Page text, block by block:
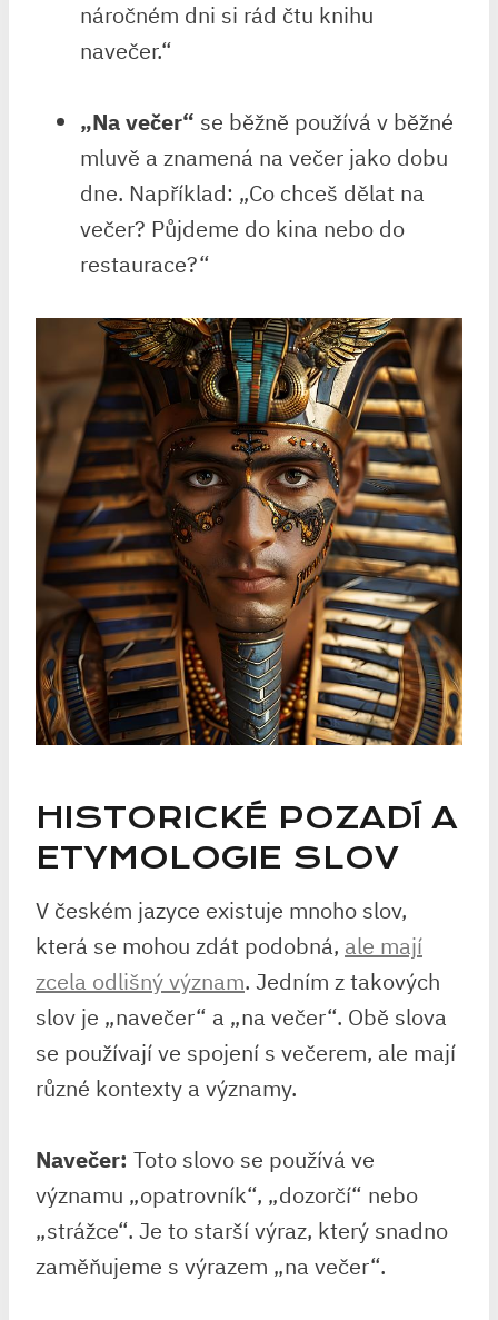
náročném dni si rád čtu ‌knihu
navečer.“
„Na večer“ se běžně ⁤používá v běžné
mluvě a znamená na večer jako ​dobu⁢
dne.‍ Například: „Co chceš dělat na
večer? Půjdeme do kina nebo do
restaurace?“
HISTORICKÉ​ POZADÍ A
ETYMOLOGIE SLOV
V českém jazyce existuje mnoho slov,
která​ se mohou zdát podobná, ale mají
zcela odlišný význam. Jedním z takových
slov je „navečer“ a „na večer“. Obě slova
se ⁣používají ve spojení s večerem, ale mají
‍různé kontexty ‌a významy.
Navečer: Toto slovo⁣ se používá ve
významu „opatrovník“, „dozorčí“ nebo
„strážce“. ⁣Je‌ to starší výraz, který snadno
zaměňujeme s výrazem „na večer“.